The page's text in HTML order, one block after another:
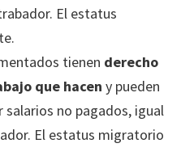
El estatus
tienen derecho
que hacen y pueden
salarios no pagados, igual
El estatus migratorio